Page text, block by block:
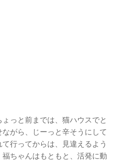
っと前までは、猫ハウスでと
がら、じーっと辛そうにして
行ってからは、見違えるよう
ちゃんはもともと、活発に動